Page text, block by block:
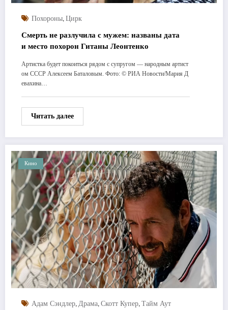
Похороны, Цирк
Смерть не разлучила с мужем: названы дата
и место похорон Гитаны Леонтенко
Артистка будет покоиться рядом с супругом — народным артист
ом СССР Алексеем Баталовым. Фото: © РИА Новости/Мария Д
евахина…
Читать далее
Кино
Адам Сэндлер, Драма, Скотт Купер, Тайм Аут